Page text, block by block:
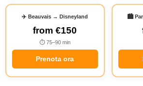
✈️ Beauvais → Disneyland
from€150
⏱ 75–90 min
Prenota ora
🏙️